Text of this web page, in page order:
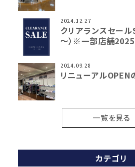
2024.12.27
クリアランスセー
～）※一部店舗
2024.09.28
リニューアルOPEN
一覧を見る
カテゴリ